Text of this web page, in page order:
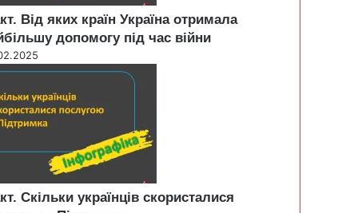
Від яких країн Україна отримала
допомогу під час війни
Скільки українців скористалися